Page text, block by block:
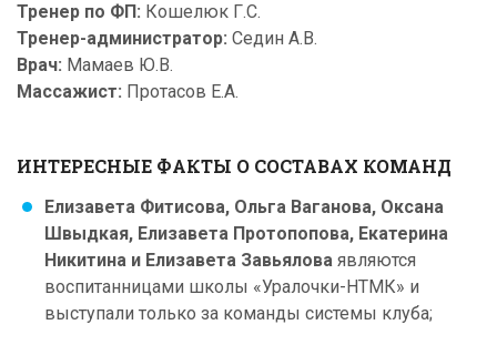
Тренер по ФП: Кошелюк Г.С.
Тренер-администратор: Седин А.В.
Врач: Мамаев Ю.В.
Массажист: Протасов Е.А.
ИНТЕРЕСНЫЕ ФАКТЫ О СОСТАВАХ КОМАНД
Елизавета Фитисова, Ольга Ваганова, Оксана
Швыдкая, Елизавета Протопопова, Екатерина
Никитина и Елизавета Завьялова являются
воспитанницами школы «Уралочки-НТМК» и
выступали только за команды системы клуба;